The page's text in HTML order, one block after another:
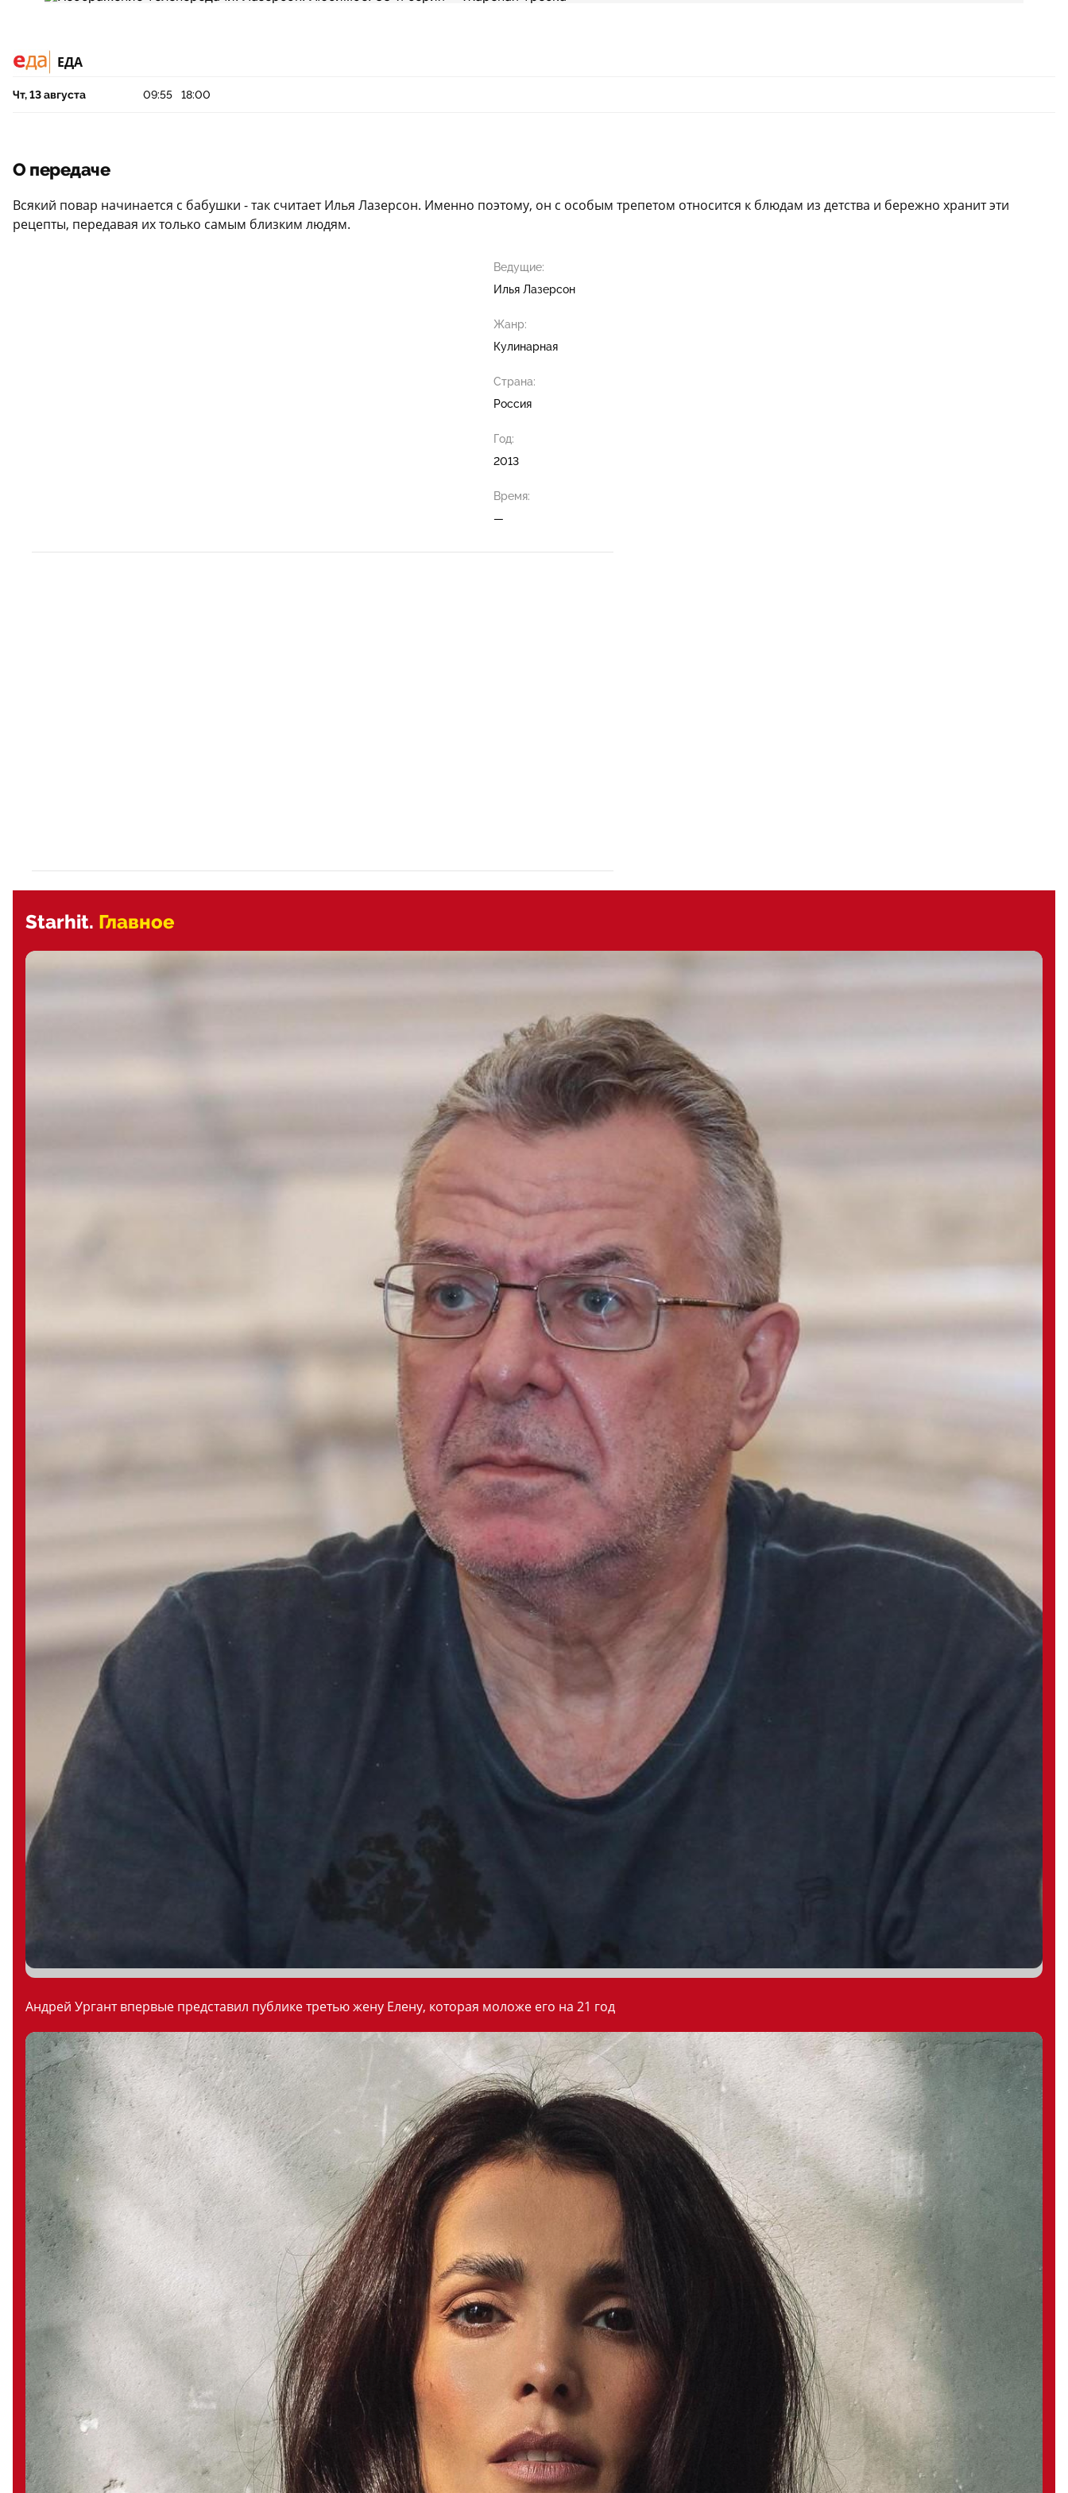
ЕДА
Чт, 13 августа 09:55 18:00
О передаче
Всякий повар начинается с бабушки - так считает Илья Лазерсон. Именно поэтому, он с особым трепетом относится к блюдам из детства и бережно хранит эти
рецепты, передавая их только самым близким людям.
Ведущие:
Илья Лазерсон
Жанр:
Кулинарная
Страна:
Россия
Год:
2013
Время:
—
Starhit. Главное
Андрей Ургант впервые представил публике третью жену Елену, которая моложе его на 21 год